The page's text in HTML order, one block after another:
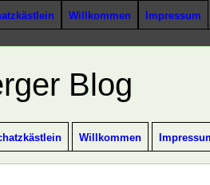
Willkommen Impressum
Blog
Willkommen